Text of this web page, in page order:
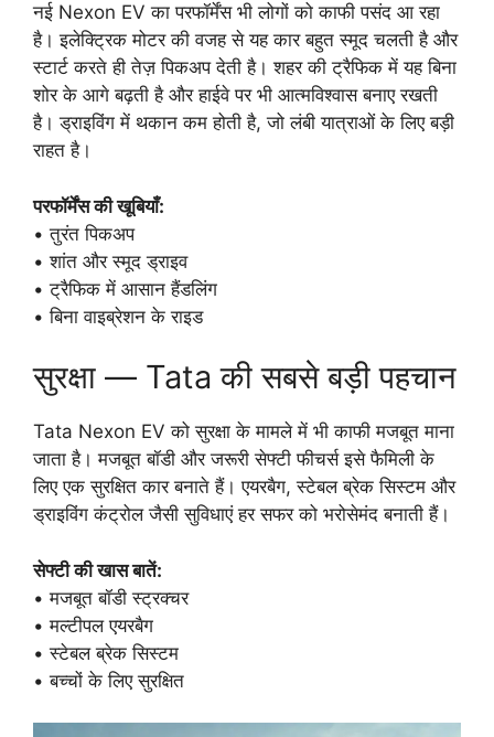
नई Nexon EV का परफॉर्मेंस भी लोगों को काफी पसंद आ रहा
है। इलेक्ट्रिक मोटर की वजह से यह कार बहुत स्मूद चलती है और
स्टार्ट करते ही तेज़ पिकअप देती है। शहर की ट्रैफिक में यह बिना
शोर के आगे बढ़ती है और हाईवे पर भी आत्मविश्वास बनाए रखती
है। ड्राइविंग में थकान कम होती है, जो लंबी यात्राओं के लिए बड़ी
राहत है।
परफॉर्मेंस की खूबियाँ:
• तुरंत पिकअप
• शांत और स्मूद ड्राइव
• ट्रैफिक में आसान हैंडलिंग
• बिना वाइब्रेशन के राइड
सुरक्षा — Tata की सबसे बड़ी पहचान
Tata Nexon EV को सुरक्षा के मामले में भी काफी मजबूत माना
जाता है। मजबूत बॉडी और जरूरी सेफ्टी फीचर्स इसे फैमिली के
लिए एक सुरक्षित कार बनाते हैं। एयरबैग, स्टेबल ब्रेक सिस्टम और
ड्राइविंग कंट्रोल जैसी सुविधाएं हर सफर को भरोसेमंद बनाती हैं।
सेफ्टी की खास बातें:
• मजबूत बॉडी स्ट्रक्चर
• मल्टीपल एयरबैग
• स्टेबल ब्रेक सिस्टम
• बच्चों के लिए सुरक्षित